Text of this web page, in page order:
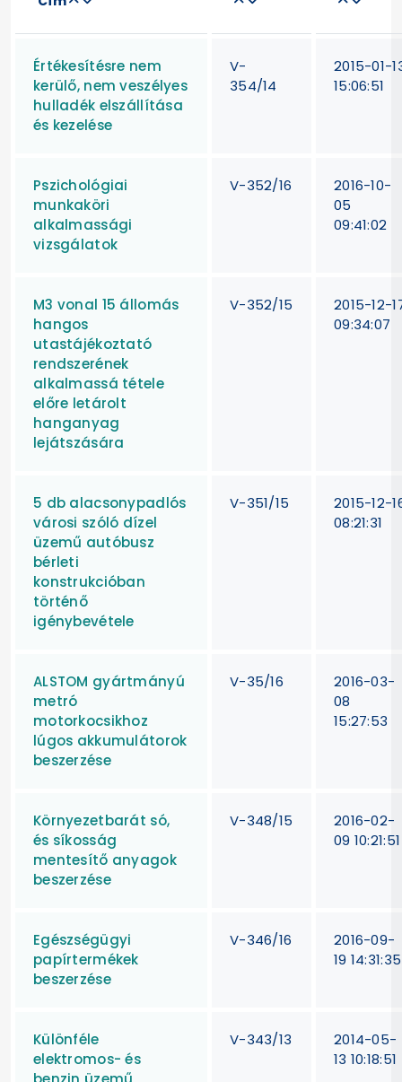
Értékesítésre nem
kerülő, nem veszélyes
hulladék elszállítása
és kezelése
V-
354/14
2015-01-
15:06:51
Pszichológiai
munkaköri
alkalmassági
vizsgálatok
V-352/16
2016-10-
05
09:41:02
M3 vonal 15 állomás
hangos
utastájékoztató
rendszerének
alkalmassá tétele
előre letárolt
hanganyag
lejátszására
V-352/15
2015-12-
09:34:07
5 db alacsonypadlós
városi szóló dízel
üzemű autóbusz
bérleti
konstrukcióban
történő
igénybevétele
V-351/15
2015-12-
08:21:31
ALSTOM gyártmányú
metró
motorkocsikhoz
lúgos akkumulátorok
beszerzése
V-35/16
2016-03-
08
15:27:53
Környezetbarát só,
és síkosság
mentesítő anyagok
beszerzése
V-348/15
2016-02-
09 10:21:51
Egészségügyi
papírtermékek
beszerzése
V-346/16
2016-09-
19 14:31:35
Különféle
elektromos- és
V-343/13
2014-05-
13 10:18:51